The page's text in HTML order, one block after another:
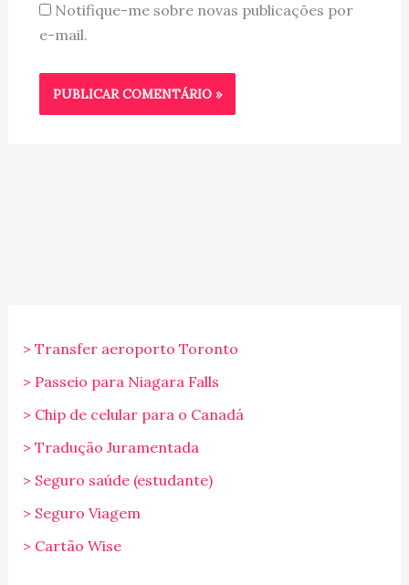
Notifique-me sobre novas publicações por
e-mail.
> Transfer aeroporto Toronto
> Passeio para Niagara Falls
> Chip de celular para o Canadá
> Tradução Juramentada
> Seguro saúde (estudante)
> Seguro Viagem
> Cartão Wise